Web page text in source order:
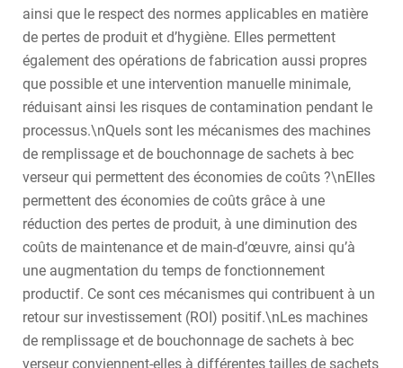
ainsi que le respect des normes applicables en matière
de pertes de produit et d’hygiène. Elles permettent
également des opérations de fabrication aussi propres
que possible et une intervention manuelle minimale,
réduisant ainsi les risques de contamination pendant le
processus.\nQuels sont les mécanismes des machines
de remplissage et de bouchonnage de sachets à bec
verseur qui permettent des économies de coûts ?\nElles
permettent des économies de coûts grâce à une
réduction des pertes de produit, à une diminution des
coûts de maintenance et de main-d’œuvre, ainsi qu’à
une augmentation du temps de fonctionnement
productif. Ce sont ces mécanismes qui contribuent à un
retour sur investissement (ROI) positif.\nLes machines
de remplissage et de bouchonnage de sachets à bec
verseur conviennent-elles à différentes tailles de sachets